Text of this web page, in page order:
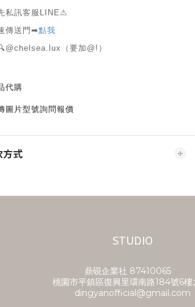
私訊客服LINE⚠
傳送門➡點我
（要加@!）
代購
圖片型號詢問報價
方式
STUDIO
鼎硯企業社​ 87410065
桃園市平鎮區復興里環南路184號6
dingyanofficial@gmail.com